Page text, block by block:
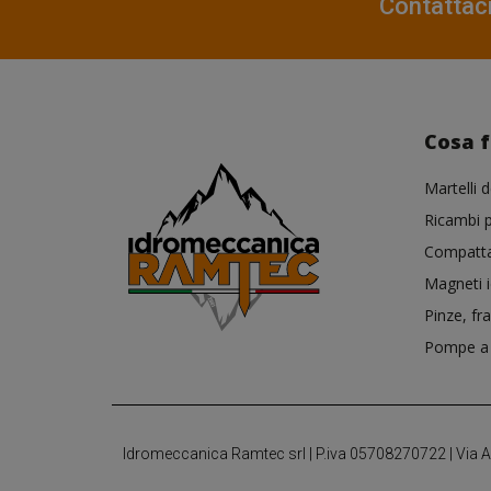
Cosa
Martelli
Ricambi
Magneti
Pinze,
Pompe
Idromeccanica Ramtec srl | P.iva 05708270722 | Via